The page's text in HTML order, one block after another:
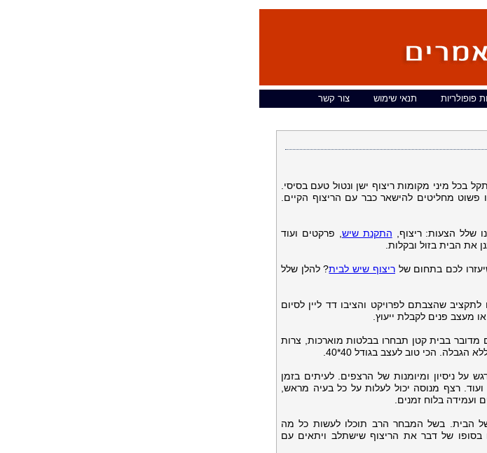
פופולריות תנאי שימוש
צור קשר
בכל מיני מקומות ריצוף ישן ונטול טעם בסיסי.
פשוט מחליטים להישאר כבר עם הריצוף הקיים.
שלל הצעות: ריצוף, התקנת שיש , פרקטים ועוד
הבית בזול ובקלות.
לכם בתחום שלריצוף שיש לבית? להלן שלל
שהצבתם לפרויקט והציבו דד ליין לסיום
מעצב פנים לקבלת ייעוץ.
מדובר בבית קטן תבחרו בבלטות מוארכות, צרות
הכי טוב לעצב בגודל 40*40.
על ניסיון ומיומנות של הרצפים. לעיתים בזמן
רצף מנוסה יכול לעלות על כל בעיה מראש,
בלוח זמנים.
הבית. בשל המבחר הרב תוכלו לעשות כל מה
בסופו של דבר את הריצוף שישתלב ויתאים עם